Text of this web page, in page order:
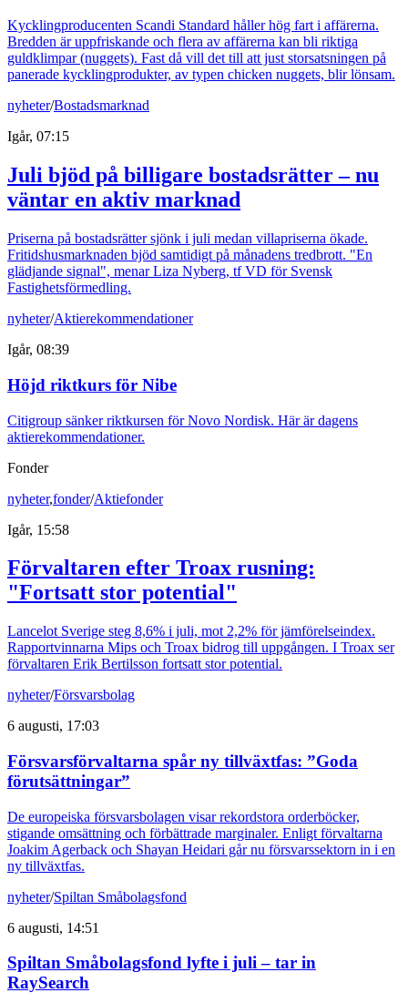
Kycklingproducenten Scandi Standard håller hög fart i affärerna.
Bredden är uppfriskande och flera av affärerna kan bli riktiga
guldklimpar (nuggets). Fast då vill det till att just storsatsningen på
panerade kycklingprodukter, av typen chicken nuggets, blir lönsam.
nyheter/Bostadsmarknad
Igår, 07:15
Juli bjöd på billigare bostadsrätter – nu
väntar en aktiv marknad
Priserna på bostadsrätter sjönk i juli medan villapriserna ökade.
Fritidshusmarknaden bjöd samtidigt på månadens tredbrott. "En
glädjande signal", menar Liza Nyberg, tf VD för Svensk
Fastighetsförmedling.
nyheter/Aktierekommendationer
Igår, 08:39
Höjd riktkurs för Nibe
Citigroup sänker riktkursen för Novo Nordisk. Här är dagens
aktierekommendationer.
Fonder
nyheter,fonder/Aktiefonder
Igår, 15:58
Förvaltaren efter Troax rusning:
"Fortsatt stor potential"
Lancelot Sverige steg 8,6% i juli, mot 2,2% för jämförelseindex.
Rapportvinnarna Mips och Troax bidrog till uppgången. I Troax ser
förvaltaren Erik Bertilsson fortsatt stor potential.
nyheter/Försvarsbolag
6 augusti, 17:03
Försvarsförvaltarna spår ny tillväxtfas: ”Goda
förutsättningar”
De europeiska försvarsbolagen visar rekordstora orderböcker,
stigande omsättning och förbättrade marginaler. Enligt förvaltarna
Joakim Agerback och Shayan Heidari går nu försvarssektorn in i en
ny tillväxtfas.
nyheter/Spiltan Småbolagsfond
6 augusti, 14:51
Spiltan Småbolagsfond lyfte i juli – tar in
RaySearch